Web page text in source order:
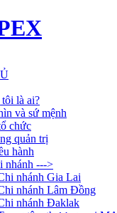
là ai?
và sứ mệnh
chức
quản trị
hành
nhánh --->
nhánh Gia Lai
nhánh Lâm Đồng
nhánh Đaklak